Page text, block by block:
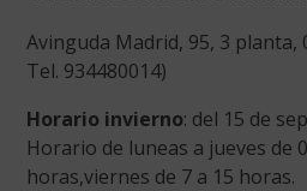
Avinguda Madrid, 95, 3 planta,
Tel. 934480014)
Horario invierno: del 15 de
Horario de luneas a jueves de
horas,viernes de 7 a 15 horas.